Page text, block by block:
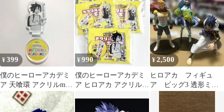
¥399
僕のヒーローアカデミ
ア 天喰環 アクリルmini
フィギュア
¥990
僕のヒーローアカデミ
ア ヒロアカ アクリル
リオ 天喰環
¥2,500
ヒロアカ フィギュ
ア ビッグ3 透形ミリ
オ 天喰環 波動ねじ
れ プライズ